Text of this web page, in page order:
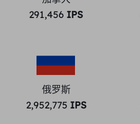
291,456 IPS
俄罗斯
2,952,775 IPS